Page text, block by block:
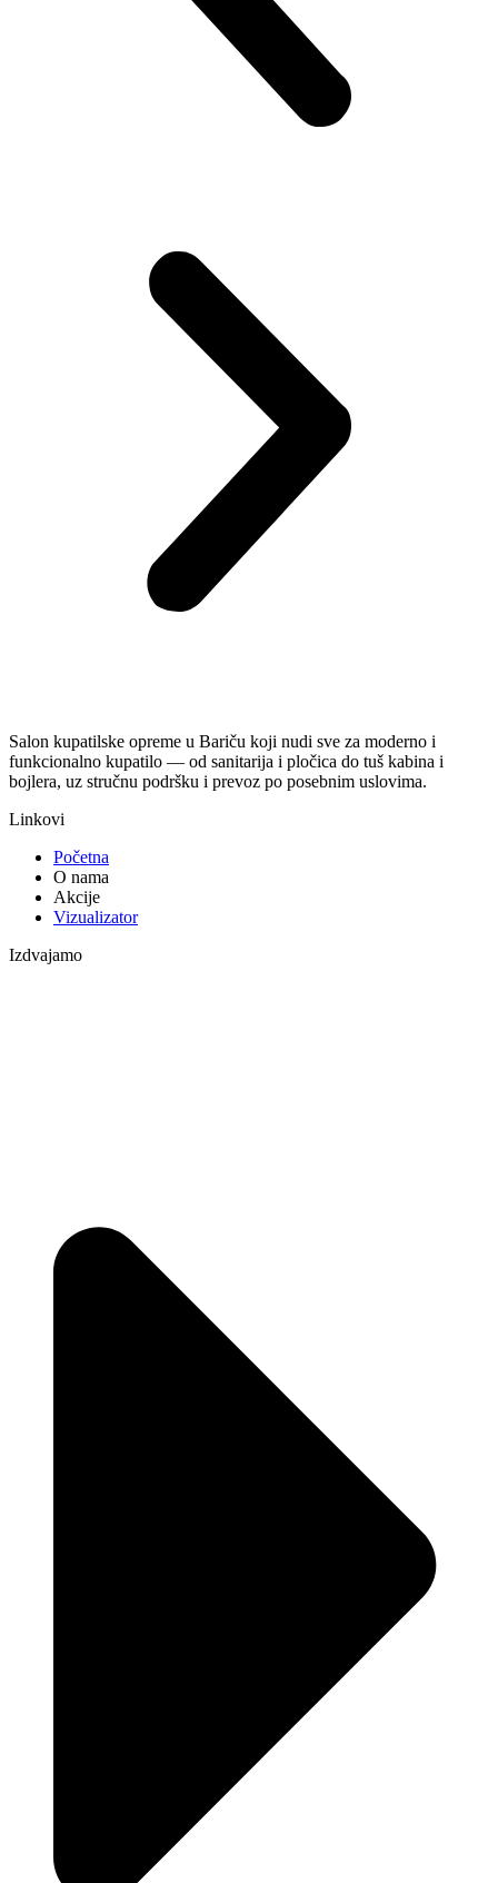
Salon kupatilske opreme u Bariču koji nudi sve za moderno i
funkcionalno kupatilo — od sanitarija i pločica do tuš kabina i
bojlera, uz stručnu podršku i prevoz po posebnim uslovima.
Linkovi
Početna
O nama
Akcije
Vizualizator
Izdvajamo